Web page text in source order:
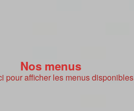
Nos menus
pour afficher les menus